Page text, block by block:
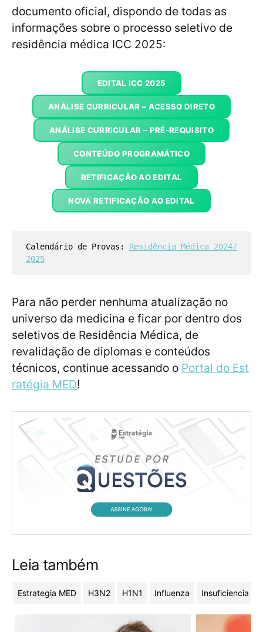
documento oficial, dispondo de todas as
informações sobre o processo seletivo de
residência médica ICC 2025:
EDITAL ICC 2025
ANÁLISE CURRICULAR – ACESSO DIRETO
ANÁLISE CURRICULAR – PRÉ-REQUISITO
CONTEÚDO PROGRAMÁTICO
RETIFICAÇÃO AO EDITAL
NOVA RETIFICAÇÃO AO EDITAL
Calendário de Provas: Residência Médica 2024/
2025
Para não perder nenhuma atualização no
universo da medicina e ficar por dentro dos
seletivos de Residência Médica, de
revalidação de diplomas e conteúdos
técnicos, continue acessando o Portal do Est
ratégia MED!
Leia também
Estrategia MED H3N2 H1N1 Influenza Insuficiencia